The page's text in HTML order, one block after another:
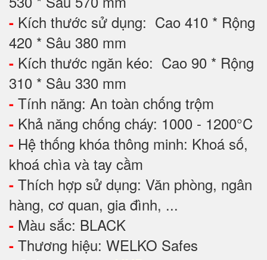
- Kích thước sử dụng: Cao 410 * Rộng
420 * Sâu 380 mm
- Kích thước ngăn kéo: Cao 90 * Rộng
310 * Sâu 330 mm
- Tính năng: An toàn chống trộm
- Khả năng chống cháy: 1000 - 1200°C
- Hệ thống khóa thông minh: Khoá số,
khoá chìa và tay cầm
- Thích hợp sử dụng: Văn phòng, ngân
hàng, cơ quan, gia đình, ...
- Màu sắc: BLACK
- Thương hiệu: WELKO Safes